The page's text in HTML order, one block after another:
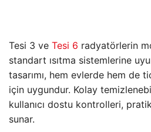
Tesi 3 ve Tesi 6 radyatörlerin
standart ısıtma sistemlerine
tasarımı, hem evlerde hem de
için uygundur. Kolay
kullanıcı dostu kontrolleri,
sunar.